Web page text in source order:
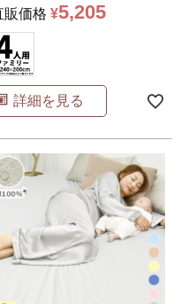
販価格 ¥5,205
詳細を見る